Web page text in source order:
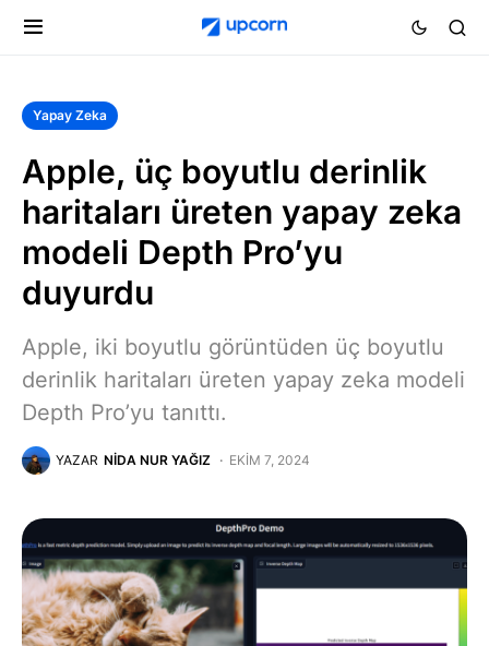
Yapay Zeka
Apple, üç boyutlu derinlik
haritaları üreten yapay zeka
modeli Depth Pro’yu
duyurdu
Apple, iki boyutlu görüntüden üç boyutlu
derinlik haritaları üreten yapay zeka modeli
Depth Pro’yu tanıttı.
YAZAR NIDA NUR YAĞIZ EKIM 7, 2024